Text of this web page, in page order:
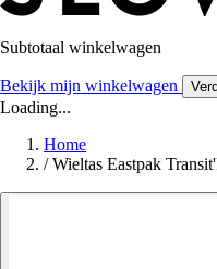
Subtotaal winkelwagen
Bekijk mijn winkelwagen
Loading...
Home
/ Wieltas Eastpak